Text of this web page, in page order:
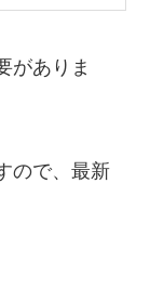
がありま
ので、最新